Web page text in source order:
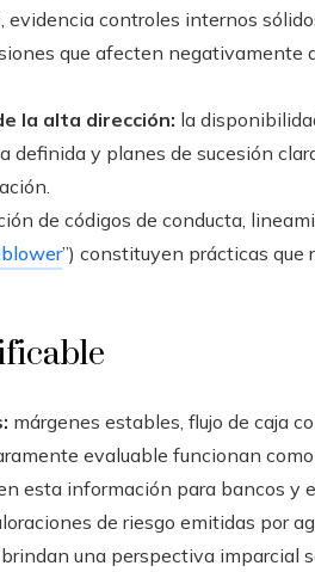
evidencia controles internos
que afecten negativamente
la alta dirección: la
definida y planes de sucesión
de códigos de conducta,
”) constituyen prácticas que
márgenes estables, flujo de caja
evaluable funcionan
esta información para bancos y
de riesgo emitidas por
una perspectiva imparcial